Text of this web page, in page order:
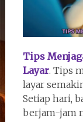
Tips
Layar. Tips
layar
Setiap hari,
berjam-jam